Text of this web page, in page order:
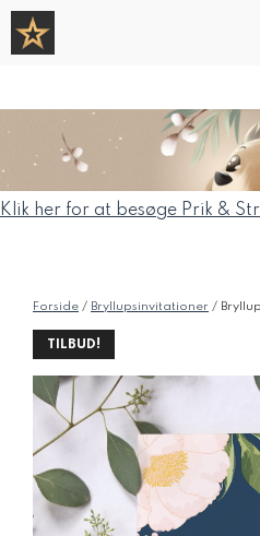
Hop
indhold
Klik her for at besøge Prik &
Forside / Bryllupsinvitationer /
TILBUD!